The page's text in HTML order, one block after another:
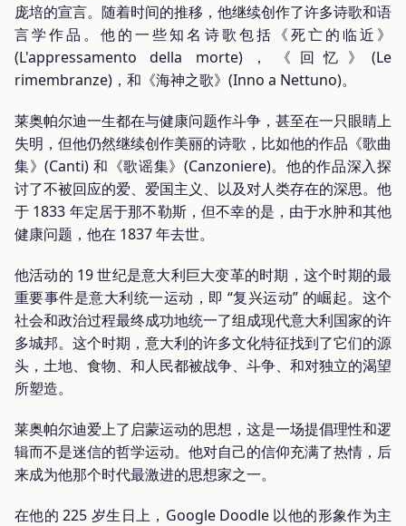
庞培的宣言。随着时间的推移，他继续创作了许多诗歌和语
言学作品。他的一些知名诗歌包括《死亡的临近》
(L'appressamento della morte)，《回忆》(Le
rimembranze)，和《海神之歌》(Inno a Nettuno)。
莱奥帕尔迪一生都在与健康问题作斗争，甚至在一只眼睛上
失明，但他仍然继续创作美丽的诗歌，比如他的作品《歌曲
集》(Canti) 和《歌谣集》(Canzoniere)。他的作品深入探
讨了不被回应的爱、爱国主义、以及对人类存在的深思。他
于 1833 年定居于那不勒斯，但不幸的是，由于水肿和其他
健康问题，他在 1837 年去世。
他活动的 19 世纪是意大利巨大变革的时期，这个时期的最
重要事件是意大利统一运动，即 “复兴运动” 的崛起。这个
社会和政治过程最终成功地统一了组成现代意大利国家的许
多城邦。这个时期，意大利的许多文化特征找到了它们的源
头，土地、食物、和人民都被战争、斗争、和对独立的渴望
所塑造。
莱奥帕尔迪爱上了启蒙运动的思想，这是一场提倡理性和逻
辑而不是迷信的哲学运动。他对自己的信仰充满了热情，后
来成为他那个时代最激进的思想家之一。
在他的 225 岁生日上，Google Doodle 以他的形象作为主